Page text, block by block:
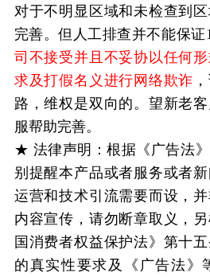
对于不明显区域和未检查到
完善。但人工排查并不能保证
司不接受并且不妥协以任何
求及打假名义进行网络欺诈
路，维权是双向的。望新老
服帮助完善。
★ 法律声明：根据《广告法
别提醒本产品或者服务或者
运营和技术引流需要而设，
内容宣传，请勿断章取义，
国消费者权益保护法》第十
的真实性要求及《广告法》